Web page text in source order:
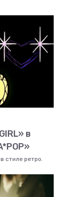
в
стиле ретро.